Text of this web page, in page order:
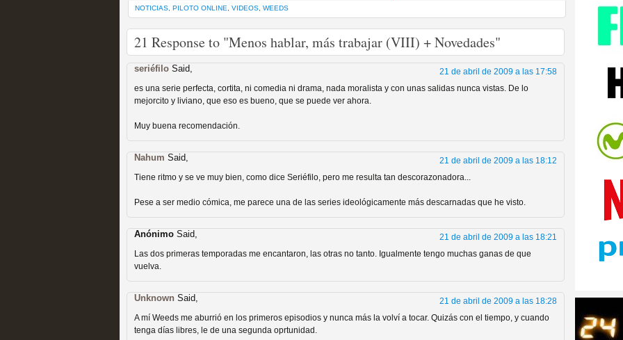
Taboo es otra miniserie británica que no es
miniserie
MOLTISANTI
Recomendación de la semana
Las temporadas de pilotos de Amazon
MOLTISANTI
NOTICIAS PILOTO ONLINE VIDEOS WEEDS
21 Response to "Menos hablar, más trabajar (VIII) + Novedades"
seriéfilo Said,
21 de abril de 2009 a las 17:58
es una serie perfecta, cortita, ni comedia ni drama, nada moralista y con unas salidas nunca vistas. De lo
mejorcito y liviano, que eso es bueno, que se puede ver ahora.
Muy buena recomendación.
Nahum Said,
21 de abril de 2009 a las 18:12
Tiene ritmo y se ve muy bien, como dice Seriéfilo, pero me resulta tan descorazonadora...
Pese a ser medio cómica, me parece una de las series ideológicamente más descarnadas que he visto.
Anónimo Said,
21 de abril de 2009 a las 18:21
Las dos primeras temporadas me encantaron, las otras no tanto. Igualmente tengo muchas ganas de que
vuelva.
Unknown Said,
21 de abril de 2009 a las 18:28
A mí Weeds me aburrió en los primeros episodios y nunca más la volví a tocar. Quizás con el tiempo, y cuando
tenga días libres, le de una segunda oprtunidad.